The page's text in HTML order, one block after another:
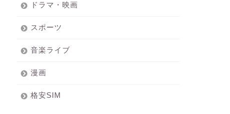
ドラマ・映画
スポーツ
音楽ライブ
漫画
格安SIM